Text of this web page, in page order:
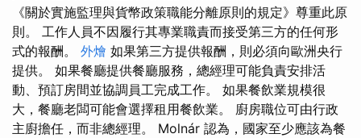
《關於實施監理與貨幣政策職能分離原則的規定》尊重此原
則。 工作人員不因履行其專業職責而接受第三方的任何形
式的報酬。 外燴 如果第三方提供報酬，則必須向歐洲央行
提供。 如果餐廳提供餐廳服務，總經理可能負責安排活
動、預訂房間並協調員工完成工作。 如果餐飲業規模很
大，餐廳老闆可能會選擇租用餐飲業。 廚房職位可由行政
主廚擔任，而非總經理。 Molnár 認為，國家至少應該為餐